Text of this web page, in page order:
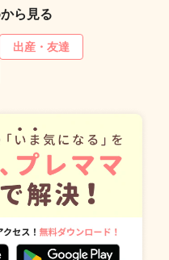
ら見る
出産・友達